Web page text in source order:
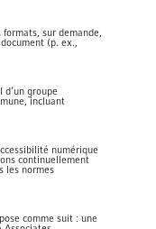
formats, sur demande,
(p. ex.,
d’un groupe
incluant
numérique
continuellement
les normes
comme suit : une